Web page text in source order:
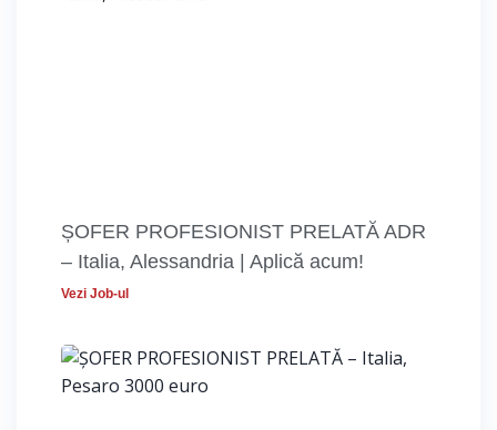
ȘOFER PROFESIONIST PRELATĂ ADR
– Italia, Alessandria | Aplică acum!
Vezi Job-ul